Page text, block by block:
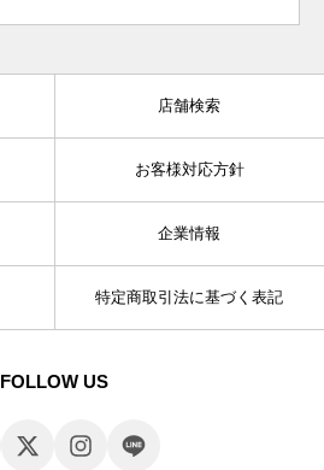
店舗検索
お客様対応方針
企業情報
特定商取引法に基づく表記
FOLLOW US